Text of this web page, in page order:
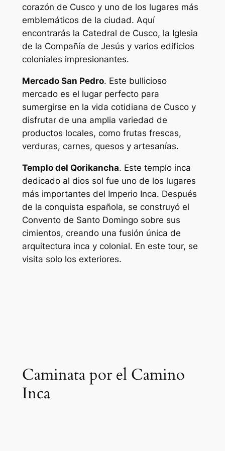
corazón de Cusco y uno de los lugares más
emblemáticos de la ciudad. Aquí
encontrarás la Catedral de Cusco, la Iglesia
de la Compañía de Jesús y varios edificios
coloniales impresionantes.
Mercado San Pedro. Este bullicioso
mercado es el lugar perfecto para
sumergirse en la vida cotidiana de Cusco y
disfrutar de una amplia variedad de
productos locales, como frutas frescas,
verduras, carnes, quesos y artesanías.
Templo del Qorikancha. Este templo inca
dedicado al dios sol fue uno de los lugares
más importantes del Imperio Inca. Después
de la conquista española, se construyó el
Convento de Santo Domingo sobre sus
cimientos, creando una fusión única de
arquitectura inca y colonial. En este tour, se
visita solo los exteriores.
Caminata por el Camino
Inca